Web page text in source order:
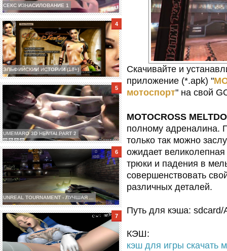
СЕКС ИЗНАСИЛОВАНИЕ 1
ЭЛЬФИЙСКИИ ИСТОРИИ (18+)
UMEMARO 3D HENTAI PART 2
UNREAL TOURNAMENT - ЛУЧШАЯ ...
Скачивайте и
приложение (*.apk) "
мотоспорт" на свой
MOTOCROSS
полному адреналина.
только так можно
ожидает
трюки и падения в
совершенствовать
различных деталей.
Путь для кэша: sdcard/
КЭШ:
кэш для игры скачать